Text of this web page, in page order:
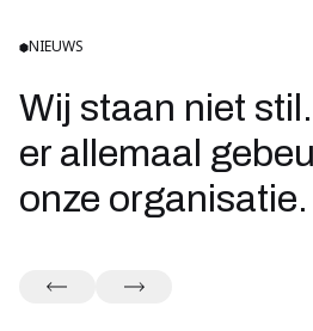
Wij staan niet
er allemaal
onze organisatie.
NIEUWS